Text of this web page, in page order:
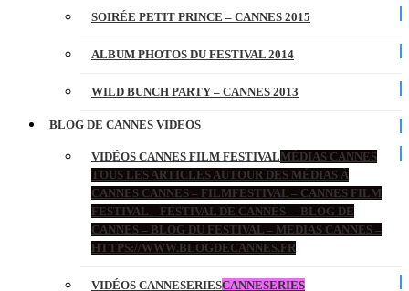
SOIRÉE PETIT PRINCE – CANNES 2015
ALBUM PHOTOS DU FESTIVAL 2014
WILD BUNCH PARTY – CANNES 2013
BLOG DE CANNES VIDEOS
VIDÉOS CANNES FILM FESTIVALMÉDIAS CANNES
TOUS LES ARTICLES AUTOUR DES MÉDIAS À
CANNES CANNES – FILMFESTIVAL – CANNES FILM
FESTIVAL – FESTIVAL DE CANNES – BLOG DE
CANNES – BLOG DU FESTIVAL – MEDIAS CANNES –
HTTPS://WWW.BLOGDECANNES.FR
VIDÉOS CANNESERIESCANNESERIES